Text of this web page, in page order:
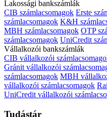
Lakossági bankszámlák
CIB számlacsomagok Erste
számlacsomagok K&H
MBH számlacsomagok OTP
számlacsomagok UniCredit
Vállalkozói bankszámlák
CIB vállalkozói
Gránit vállalkozói
számlacsomagok MBH
vállalkozói számlacsomagok
UniCredit vállalkozói
Tudástár